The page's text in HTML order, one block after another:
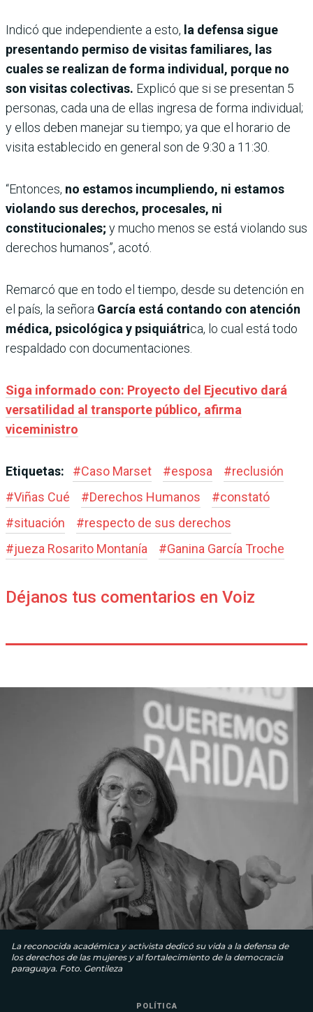
Indicó que independiente a esto, la defensa sigue
presentando permiso de visitas familiares, las
cuales se realizan de forma individual, porque no
son visitas colectivas. Explicó que si se presentan 5
personas, cada una de ellas ingresa de forma individual;
y ellos deben manejar su tiempo; ya que el horario de
visita establecido en general son de 9:30 a 11:30.
“Entonces, no estamos incumpliendo, ni estamos
violando sus derechos, procesales, ni
constitucionales; y mucho menos se está violando sus
derechos humanos”, acotó.
Remarcó que en todo el tiempo, desde su detención en
el país, la señora García está contando con atención
médica, psicológica y psiquiátrica, lo cual está todo
respaldado con documentaciones.
Siga informado con: Proyecto del Ejecutivo dará
versatilidad al transporte público, afirma
viceministro
Etiquetas: #Caso Marset #esposa #reclusión
#Viñas Cué #Derechos Humanos #constató
#situación #respecto de sus derechos
#jueza Rosarito Montanía #Ganina García Troche
Déjanos tus comentarios en Voiz
La reconocida académica y activista dedicó su vida a la defensa de
los derechos de las mujeres y al fortalecimiento de la democracia
paraguaya. Foto. Gentileza
POLÍTICA